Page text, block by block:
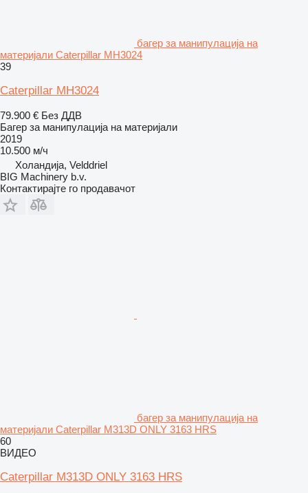
багер за манипулација на
материјали Caterpillar MH3024
39
Caterpillar MH3024
79.900 € Без ДДВ
Багер за манипулација на материјали
2019
10.500 м/ч
Холандија, Velddriel
BIG Machinery b.v.
Контактирајте го продавачот
багер за манипулација на
материјали Caterpillar M313D ONLY 3163 HRS
60
ВИДЕО
Caterpillar M313D ONLY 3163 HRS